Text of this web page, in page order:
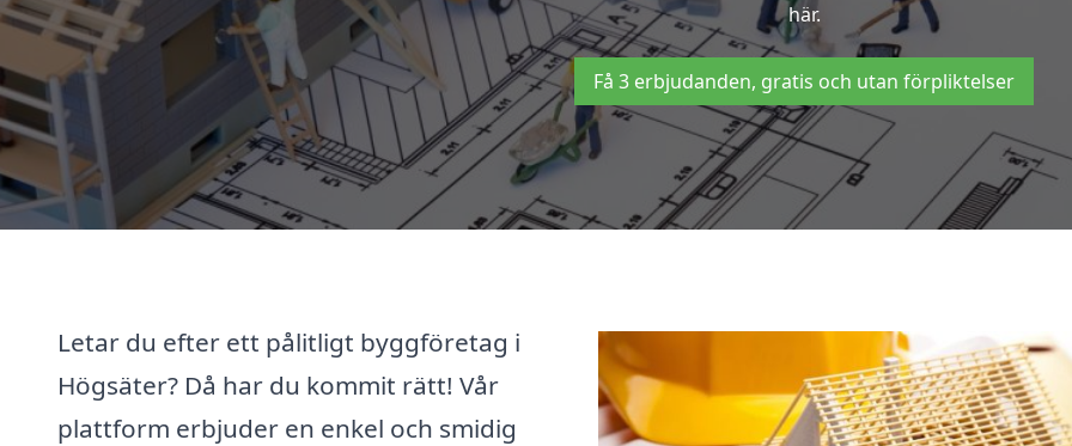
här.
Få 3 erbjudanden, gratis och utan förpliktelser
Letar du efter ett pålitligt byggföretag i
Högsäter? Då har du kommit rätt! Vår
plattform erbjuder en enkel och smidig